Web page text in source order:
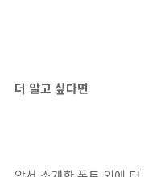
더 알고 싶다면